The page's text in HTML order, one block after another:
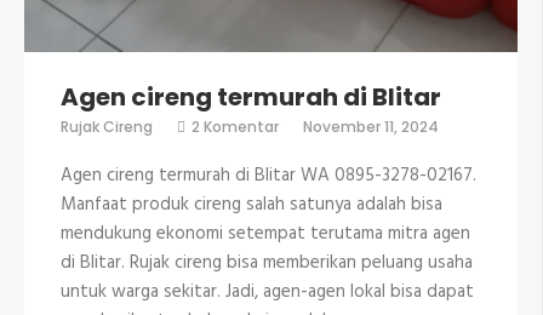
Agen cireng termurah di Blitar
Rujak Cireng 2 Komentarpada
termurah
di
Blitar
November 11, 2024
Agen cireng termurah di Blitar WA 0895-3278-02167.
Manfaat produk cireng salah satunya adalah bisa
mendukung ekonomi setempat terutama mitra agen
di Blitar. Rujak cireng bisa memberikan peluang usaha
untuk warga sekitar. Jadi, agen-agen lokal bisa dapat